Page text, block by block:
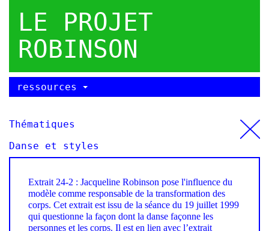
LE PROJET
ROBINSON
ressources
Thématiques
Danse et styles
Extrait 24-2 : Jacqueline Robinson pose l'influence du
modèle comme responsable de la transformation des
corps. Cet extrait est issu de la séance du 19 juillet 1999
qui questionne la façon dont la danse façonne les
personnes et les corps. Il est en lien avec l’extrait